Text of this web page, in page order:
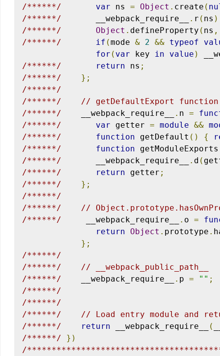
/******/
var ns = Object . create (
/******/
       __webpack_require__
. r ( ns
/******/
Object . defineProperty ( ns ,
/******/
if (mode & 2 && typeof
for ( var key in value )
/******/
return ns ;
/******/
};
/******/
/******/
// getDefaultExport function
/******/
    __webpack_require__
. n =
/******/
var getter = module &&
/******/
function getDefault () {
/******/
function getModuleExports
/******/
       __webpack_require__
. d (
/******/
return getter ;
/******/
};
/******/
/******/
//
/******/
     __webpack_require__
. o =
return
Object . prototype .
};
/******/
/******/
// __webpack_public_path__
/******/
    __webpack_require__
. p = "" ;
/******/
/******/
/******/
// Load entry module and
/******/
return __webpack_require__ (
/******/
})
/